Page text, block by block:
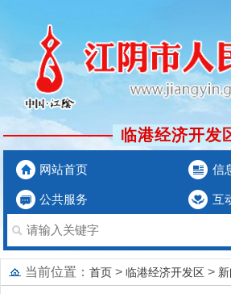
临港经济开发
网站首页 信
公共服务 互
当前位置： 首页 > 临港经济开发区 >